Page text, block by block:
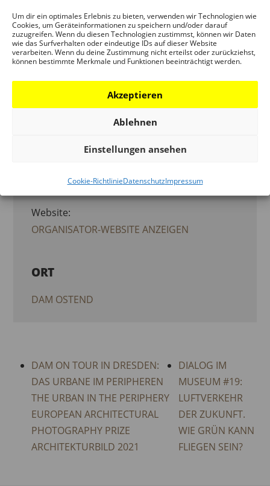
Um dir ein optimales Erlebnis zu bieten, verwenden wir Technologien wie
Cookies, um Geräteinformationen zu speichern und/oder darauf
zuzugreifen. Wenn du diesen Technologien zustimmst, können wir Daten
wie das Surfverhalten oder eindeutige IDs auf dieser Website
verarbeiten. Wenn du deine Zustimmung nicht erteilst oder zurückziehst,
können bestimmte Merkmale und Funktionen beeinträchtigt werden.
Akzeptieren
Ablehnen
Einstellungen ansehen
Cookie-RichtlinieDatenschutzImpressum
ORT
DAM OSTEND
ORGANISATOR
info.dam@stadt-frankfurt.de
Website:
ORGANISATOR-WEBSITE ANZEIGEN
DAM ON TOUR IN DRESDEN:
DAS URBANE IM PERIPHEREN
THE URBAN IN THE PERIPHERY
EUROPEAN ARCHITECTURAL
PHOTOGRAPHY PRIZE
ARCHITEKTURBILD 2021
DIALOG IM
MUSEUM #19:
LUFTVERKEHR
DER ZUKUNFT.
WIE GRÜN KANN
FLIEGEN SEIN?